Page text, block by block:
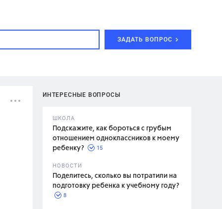
ЗАДАТЬ ВОПРОС
ИНТЕРЕСНЫЕ ВОПРОСЫ
ШКОЛА
Подскажите, как бороться с грубым
отношением одноклассников к моему
ребенку?
15
НОВОСТИ
Поделитесь, сколько вы потратили на
подготовку ребенка к учебному году?
8